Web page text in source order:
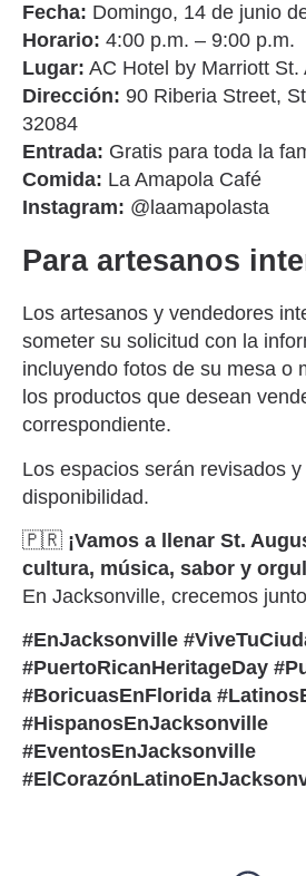
Fecha: Domingo, 14 de junio
Horario: 4:00 p.m. – 9:00 p.m.
Lugar: AC Hotel by Marriott St.
Dirección: 90 Riberia Street,
32084
Entrada: Gratis para toda la
Comida: La Amapola Café
Instagram: @laamapolasta
Para artesanos
Los artesanos y vendedores
someter su solicitud con la
incluyendo fotos de su mesa o
los productos que desean
correspondiente.
Los espacios serán revisados
disponibilidad.
🇵🇷 ¡Vamos a llenar St.
cultura, música, sabor y
En Jacksonville, crecemos
#EnJacksonville
#PuertoRicanHeritageDay
#BoricuasEnFlorida
#HispanosEnJacksonville
#EventosEnJacksonville